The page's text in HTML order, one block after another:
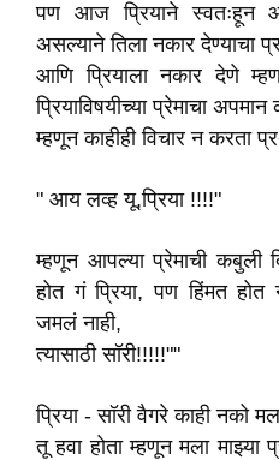
पण आज प्रियाने स्वतःहून
असल्याने तिला नकार देण्याचा
आणि प्रियाला नकार देणे
प्रियाविषयीच्या प्रेमाचा
म्हणून काहीही विचार न करता
" आय लव्ह यू,प्रिया !!!!"
म्हणून आपल्या प्रेमाची कबुली
होत गं प्रिया, पण हिंमत होत
जमलं नाही,
त्यासाठी सॉरी!!!!!""
प्रिया - सॉरी वैगरे काही नको
तू हवा होता म्हणून मला माझ्या